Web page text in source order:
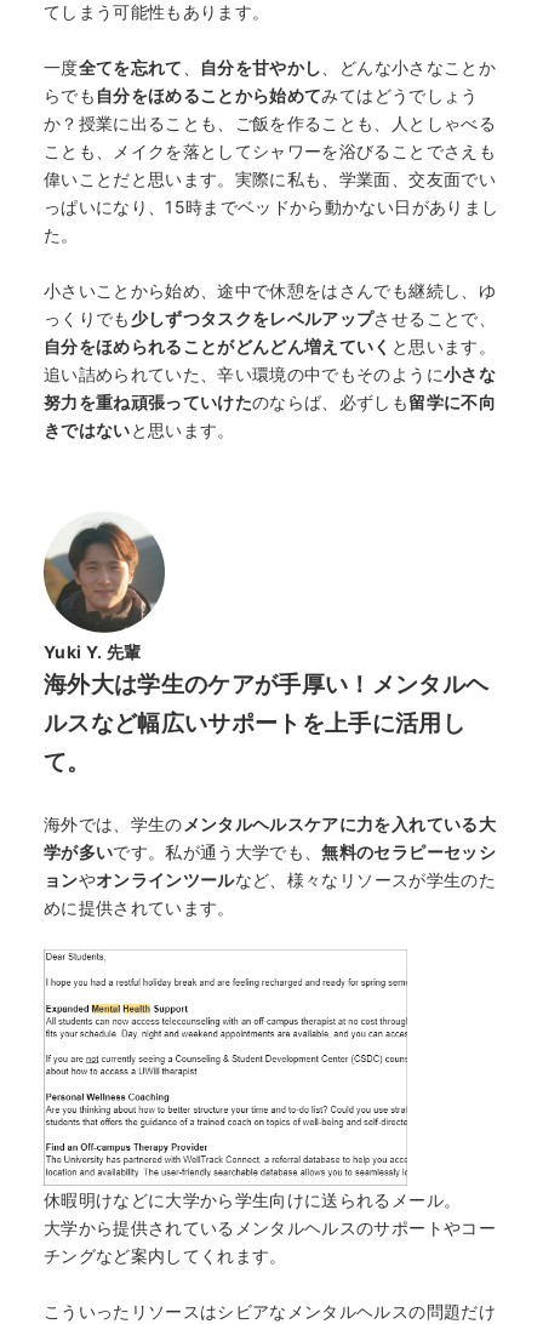
てしまう可能性もあります。
一度全てを忘れて 自分を甘やかし 、どんな小さなことか
らでも 自分をほめることから始めてみてはどうでしょう
か？授業に出ることも、ご飯を作ることも、人としゃべる
ことも、メイクを落としてシャワーを浴びることでさえも
偉いことだと思います。実際に私も、学業面、交友面でい
っぱいになり、15時までベッドから動かない日がありまし
た。
小さいことから始め、途中で休憩をはさんでも継続し、ゆ
っくりでも 少しずつタスクをレベルアップさせることで、
自分をほめられることがどんどん増えていく と思います。
追い詰められていた、辛い環境の中でもそのように小さな
努力を重ね頑張っていけたのならば、必ずしも留学に不向
きではないと思います。
Yuki Y. 先輩
海外大は学生のケアが手厚い！メンタルヘ
ルスなど幅広いサポートを上手に活用し
て。
海外では、学生の メンタルヘルスケアに力を入れている大
学が多いです。私が通う大学でも、無料のセラピーセッシ
ョンやオンラインツールなど、様々なリソースが学生のた
めに提供されています。
休暇明けなどに大学から学生向けに送られるメール。
大学から提供されているメンタルヘルスのサポートやコー
チングなど案内してくれます。
こういったリソースはシビアなメンタルヘルスの問題だけ